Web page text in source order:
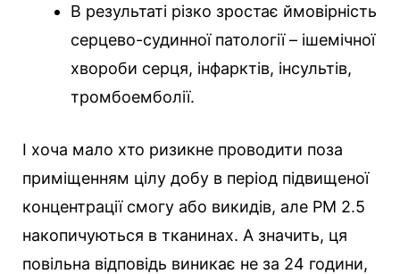
В результаті різко зростає ймовірність
серцево-судинної патології – ішемічної
хвороби серця, інфарктів, інсультів,
тромбоемболії.
І хоча мало хто ризикне проводити поза
приміщенням цілу добу в період підвищеної
концентрації смогу або викидів, але РМ 2.5
накопичуються в тканинах. А значить, ця
повільна відповідь виникає не за 24 години,